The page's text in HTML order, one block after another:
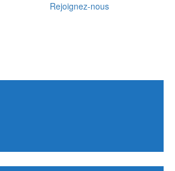
Rejoignez-nous